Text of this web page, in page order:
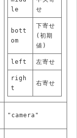
le
せ
bott
om
下寄せ
(初期
値)
left 左寄せ
righ
t
右寄せ
"camera"